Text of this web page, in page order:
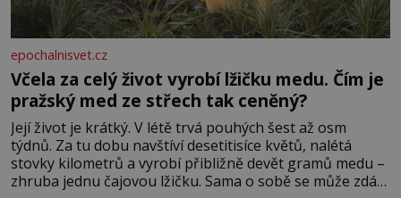
epochalnisvet.cz
Včela za celý život vyrobí lžičku medu. Čím je
pražský med ze střech tak ceněný?
Její život je krátký. V létě trvá pouhých šest až osm
týdnů. Za tu dobu navštíví desetitisíce květů, nalétá
stovky kilometrů a vyrobí přibližně devět gramů medu –
zhruba jednu čajovou lžičku. Sama o sobě se může zdát